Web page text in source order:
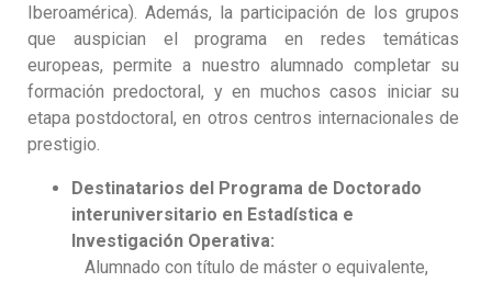
Iberoamérica). Además, la participación de los grupos
que auspician el programa en redes temáticas
europeas, permite a nuestro alumnado completar su
formación predoctoral, y en muchos casos iniciar su
etapa postdoctoral, en otros centros internacionales de
prestigio.
Destinatarios del Programa de Doctorado
interuniversitario en Estadística e
Investigación Operativa:
Alumnado con título de máster o equivalente,